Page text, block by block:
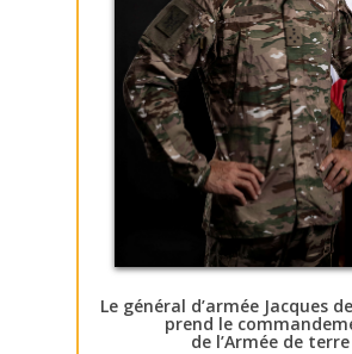
Le général d’armée Jacques
prend le
de l’Armée de terre